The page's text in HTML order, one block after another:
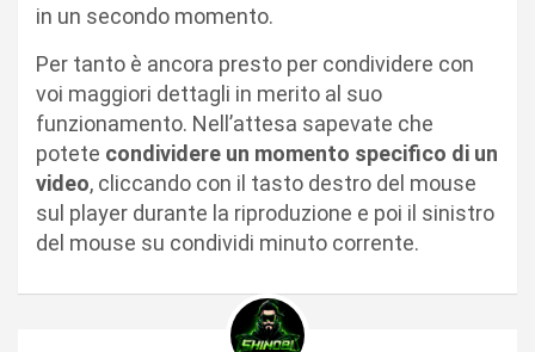
in un secondo momento.
Per tanto è ancora presto per condividere con
voi maggiori dettagli in merito al suo
funzionamento. Nell’attesa sapevate che
potete condividere un momento specifico di un
video, cliccando con il tasto destro del mouse
sul player durante la riproduzione e poi il sinistro
del mouse su condividi minuto corrente.